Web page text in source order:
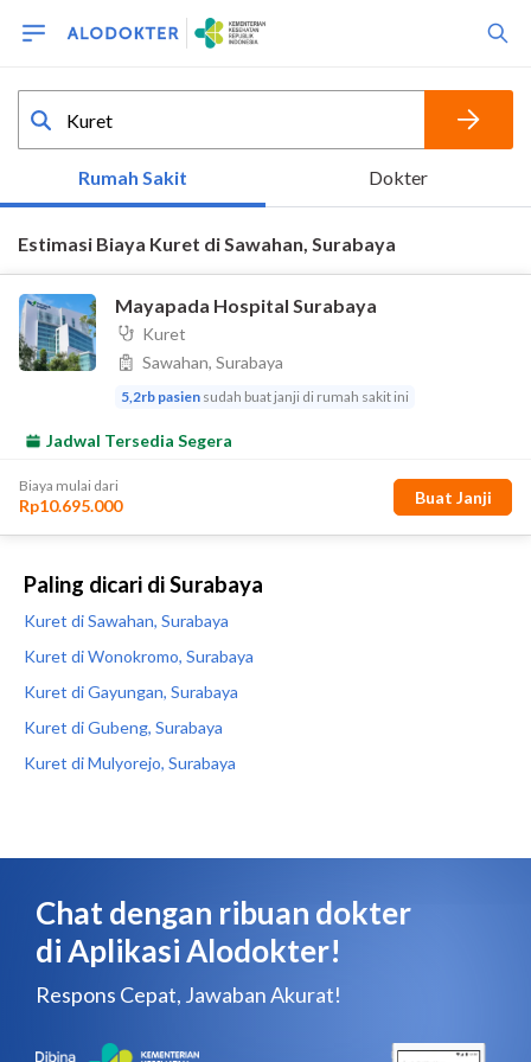
Paling dicari di Surabaya
Kuret di Sawahan, Surabaya
Kuret di Wonokromo, Surabaya
Kuret di Gayungan, Surabaya
Kuret di Gubeng, Surabaya
Kuret di Mulyorejo, Surabaya